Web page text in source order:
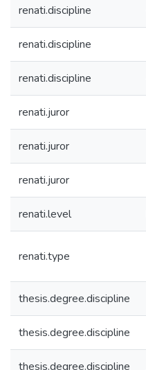
renati.discipline
renati.discipline
renati.discipline
renati.juror
renati.juror
renati.juror
renati.level
renati.type
thesis.degree.discipline
thesis.degree.discipline
thesis.degree.discipline